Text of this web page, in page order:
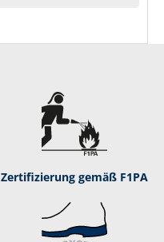
Zertifizierung gemäß F1PA